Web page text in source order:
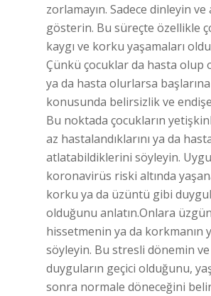
zorlamayın. Sadece dinleyin ve
gösterin. Bu süreçte özellikle
kaygı ve korku yaşamaları
Çünkü çocuklar da hasta olup
ya da hasta olurlarsa
konusunda belirsizlik ve
Bu noktada çocukların
az hastalandıklarını ya da
atlatabildiklerini söyleyin.
koronavirüs riski altında
korku ya da üzüntü gibi
olduğunu anlatın.Onlara
hissetmenin ya da korkmanın
söyleyin. Bu stresli dönemin ve
duyguların geçici olduğunu,
sonra normale döneceğini